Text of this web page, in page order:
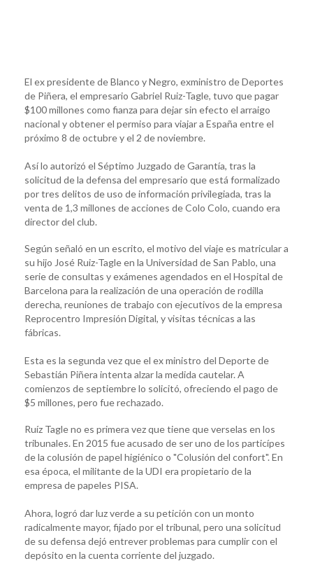
El ex presidente de Blanco y Negro, exministro de Deportes
de Piñera, el empresario Gabriel Ruiz-Tagle, tuvo que pagar
$100 millones como fianza para dejar sin efecto el arraigo
nacional y obtener el permiso para viajar a España entre el
próximo 8 de octubre y el 2 de noviembre.
Así lo autorizó el Séptimo Juzgado de Garantía, tras la
solicitud de la defensa del empresario que está formalizado
por tres delitos de uso de información privilegiada, tras la
venta de 1,3 millones de acciones de Colo Colo, cuando era
director del club.
Según señaló en un escrito, el motivo del viaje es matricular a
su hijo José Ruiz-Tagle en la Universidad de San Pablo, una
serie de consultas y exámenes agendados en el Hospital de
Barcelona para la realización de una operación de rodilla
derecha, reuniones de trabajo con ejecutivos de la empresa
Reprocentro Impresión Digital, y visitas técnicas a las
fábricas.
Esta es la segunda vez que el ex ministro del Deporte de
Sebastián Piñera intenta alzar la medida cautelar. A
comienzos de septiembre lo solicitó, ofreciendo el pago de
$5 millones, pero fue rechazado.
Ruíz Tagle no es primera vez que tiene que verselas en los
tribunales. En 2015 fue acusado de ser uno de los particípes
de la colusión de papel higiénico o "Colusión del confort". En
esa época, el militante de la UDI era propietario de la
empresa de papeles PISA.
Ahora, logró dar luz verde a su petición con un monto
radicalmente mayor, fijado por el tribunal, pero una solicitud
de su defensa dejó entrever problemas para cumplir con el
depósito en la cuenta corriente del juzgado.